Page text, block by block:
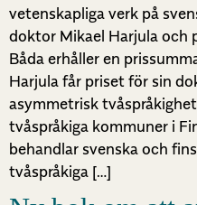
vetenskapliga verk på
doktor Mikael Harjula och
Båda erhåller en
Harjula får priset för sin
asymmetrisk
tvåspråkiga kommuner i
behandlar svenska och
tvåspråkiga […]